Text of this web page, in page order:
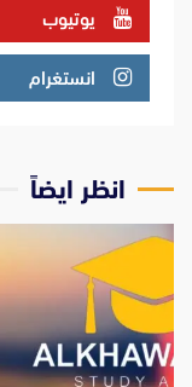
يوتيوب
انستغرام
انظر ايضاً